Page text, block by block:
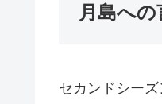
月島への
セカンドシー